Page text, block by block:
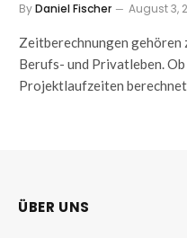
ByDaniel Fischer August 3,
Zeitberechnungen gehören
Berufs- und Privatleben.
Projektlaufzeiten
ÜBER UNS